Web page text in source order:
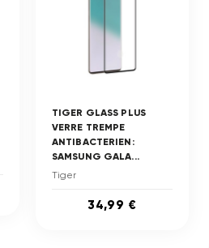
TIGER GLASS PLUS
VERRE TREMPE
ANTIBACTERIEN:
SAMSUNG GALA...
Tiger
34,99 €